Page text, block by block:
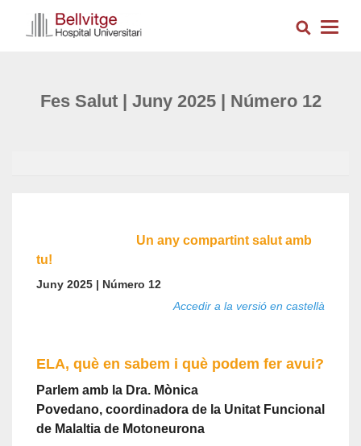
Cerca
Fes Salut | Juny 2025 | Número 12
Un any compartint salut amb
tu!
Juny 2025 | Número 12
Accedir a la versió en castellà
ELA, què en sabem i què podem fer avui?
Parlem amb la Dra. Mònica
Povedano, coordinadora de la Unitat Funcional
de Malaltia de Motoneurona